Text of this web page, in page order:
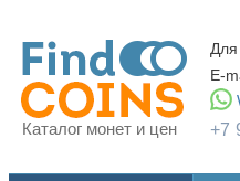
Каталог монет и цен
E-
+7